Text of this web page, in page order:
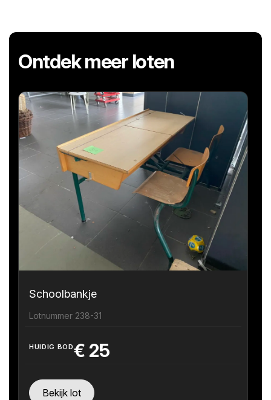
Ontdek meer loten
Schoolbankje
Lotnummer 238-31
HUIDIG BOD€ 25
Bekijk lot